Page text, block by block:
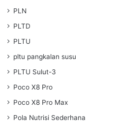
PLN
PLTD
PLTU
pltu pangkalan susu
PLTU Sulut-3
Poco X8 Pro
Poco X8 Pro Max
Pola Nutrisi Sederhana